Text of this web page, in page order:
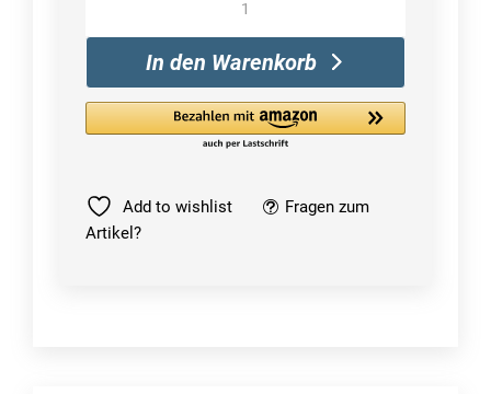
AiMesh
wireless
In den Warenkorb
Add to wishlist
Fragen zum
Artikel?